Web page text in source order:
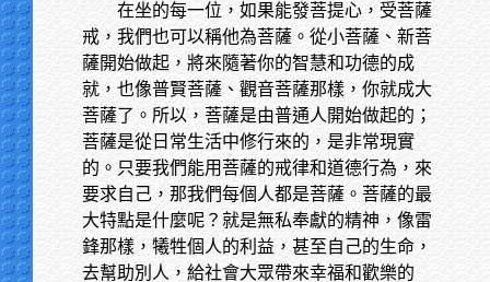
在坐的每一位，如果能發菩提心，受菩薩
戒，我們也可以稱他為菩薩。從小菩薩、新菩
薩開始做起，將來隨著你的智慧和功德的成
就，也像普賢菩薩、觀音菩薩那樣，你就成大
菩薩了。所以，菩薩是由普通人開始做起的；
菩薩是從日常生活中修行來的，是非常現實
的。只要我們能用菩薩的戒律和道德行為，來
要求自己，那我們每個人都是菩薩。菩薩的最
大特點是什麼呢？就是無私奉獻的精神，像雷
鋒那樣，犧牲個人的利益，甚至自己的生命，
去幫助別人，給社會大眾帶來幸福和歡樂的